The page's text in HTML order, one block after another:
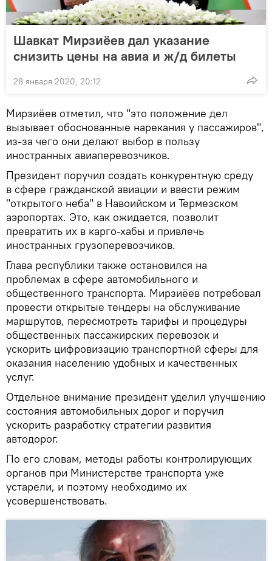
Шавкат Мирзиёев дал указание
снизить цены на авиа и ж/д билеты
28 января 2020, 20:12
Мирзиёев отметил, что "это положение дел
вызывает обоснованные нарекания у пассажиров",
из-за чего они делают выбор в пользу
иностранных авиаперевозчиков.
Президент поручил создать конкурентную среду
в сфере гражданской авиации и ввести режим
"открытого неба" в Навоийском и Термезском
аэропортах. Это, как ожидается, позволит
превратить их в карго-хабы и привлечь
иностранных грузоперевозчиков.
Глава республики также остановился на
проблемах в сфере автомобильного и
общественного транспорта. Мирзиёев потребовал
провести открытые тендеры на обслуживание
маршрутов, пересмотреть тарифы и процедуры
общественных пассажирских перевозок и
ускорить цифровизацию транспортной сферы для
оказания населению удобных и качественных
услуг.
Отдельное внимание президент уделил улучшению
состояния автомобильных дорог и поручил
ускорить разработку стратегии развития
автодорог.
По его словам, методы работы контролирующих
органов при Министерстве транспорта уже
устарели, и поэтому необходимо их
усовершенствовать.